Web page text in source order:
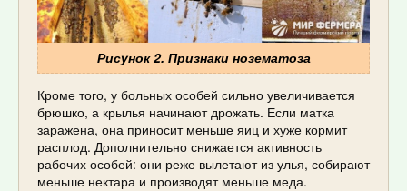
Рисунок 2. Признаки нозематоза
Кроме того, у больных особей сильно увеличивается
брюшко, а крылья начинают дрожать. Если матка
заражена, она приносит меньше яиц и хуже кормит
расплод. Дополнительно снижается активность
рабочих особей: они реже вылетают из улья, собирают
меньше нектара и производят меньше меда.